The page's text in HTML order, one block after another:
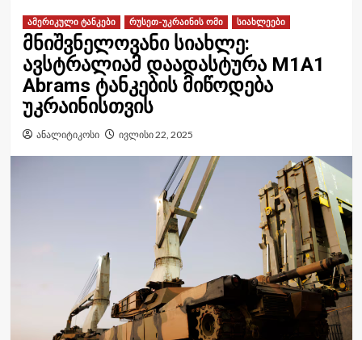
ამერიკული ტანკები რუსეთ-უკრაინის ომი სიახლეები
მნიშვნელოვანი სიახლე:
ავსტრალიამ დაადასტურა M1A1
Abrams ტანკების მიწოდება
უკრაინისთვის
ანალიტიკოსი ივლისი 22, 2025